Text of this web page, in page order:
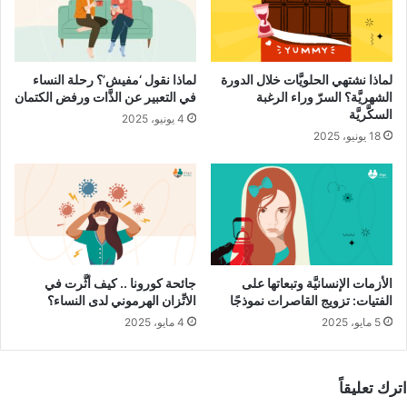
سبيل المثال، مع التنويه إلى كون هذه الفحوصات ضرورة روتينيَّة
حتى في حال عدم وجود تغيُّرات، ومن ذلك ما يأتي:
مقالات ذات صلة
الفحص البصري
يكون هذا الفحص بمثابة الفحص الذاتي الأوَّلي، ويمكن إجراؤه من
خلال اتِّباع الخطوات الموضَّحة أدناه:
قفي أمام مرآة بصورة مستقيمة تمامًا بعد خلع حمالة الصدر.
قارني الثديين من حيث الشكل والحجم، وتأكَّدي من عدم وجود
لماذا نشتهي الحلويَّات خلال الدورة
الشهريَّة؟ السرّ وراء الرغبة
السكَّريَّة
18 يونيو، 2025
لماذا نقول ‘مفيش’؟ رحلة النساء
في التعبير عن الذَّات ورفض الكتمان
4 يونيو، 2025
الأزمات الإنسانيَّة وتبعاتها على
الفتيات: تزويج القاصرات نموذجًا
5 مايو، 2025
جائحة كورونا .. كيف أثَّرت في
الاتِّزان الهرموني لدى النساء؟
4 مايو، 2025
اترك تعليقاً